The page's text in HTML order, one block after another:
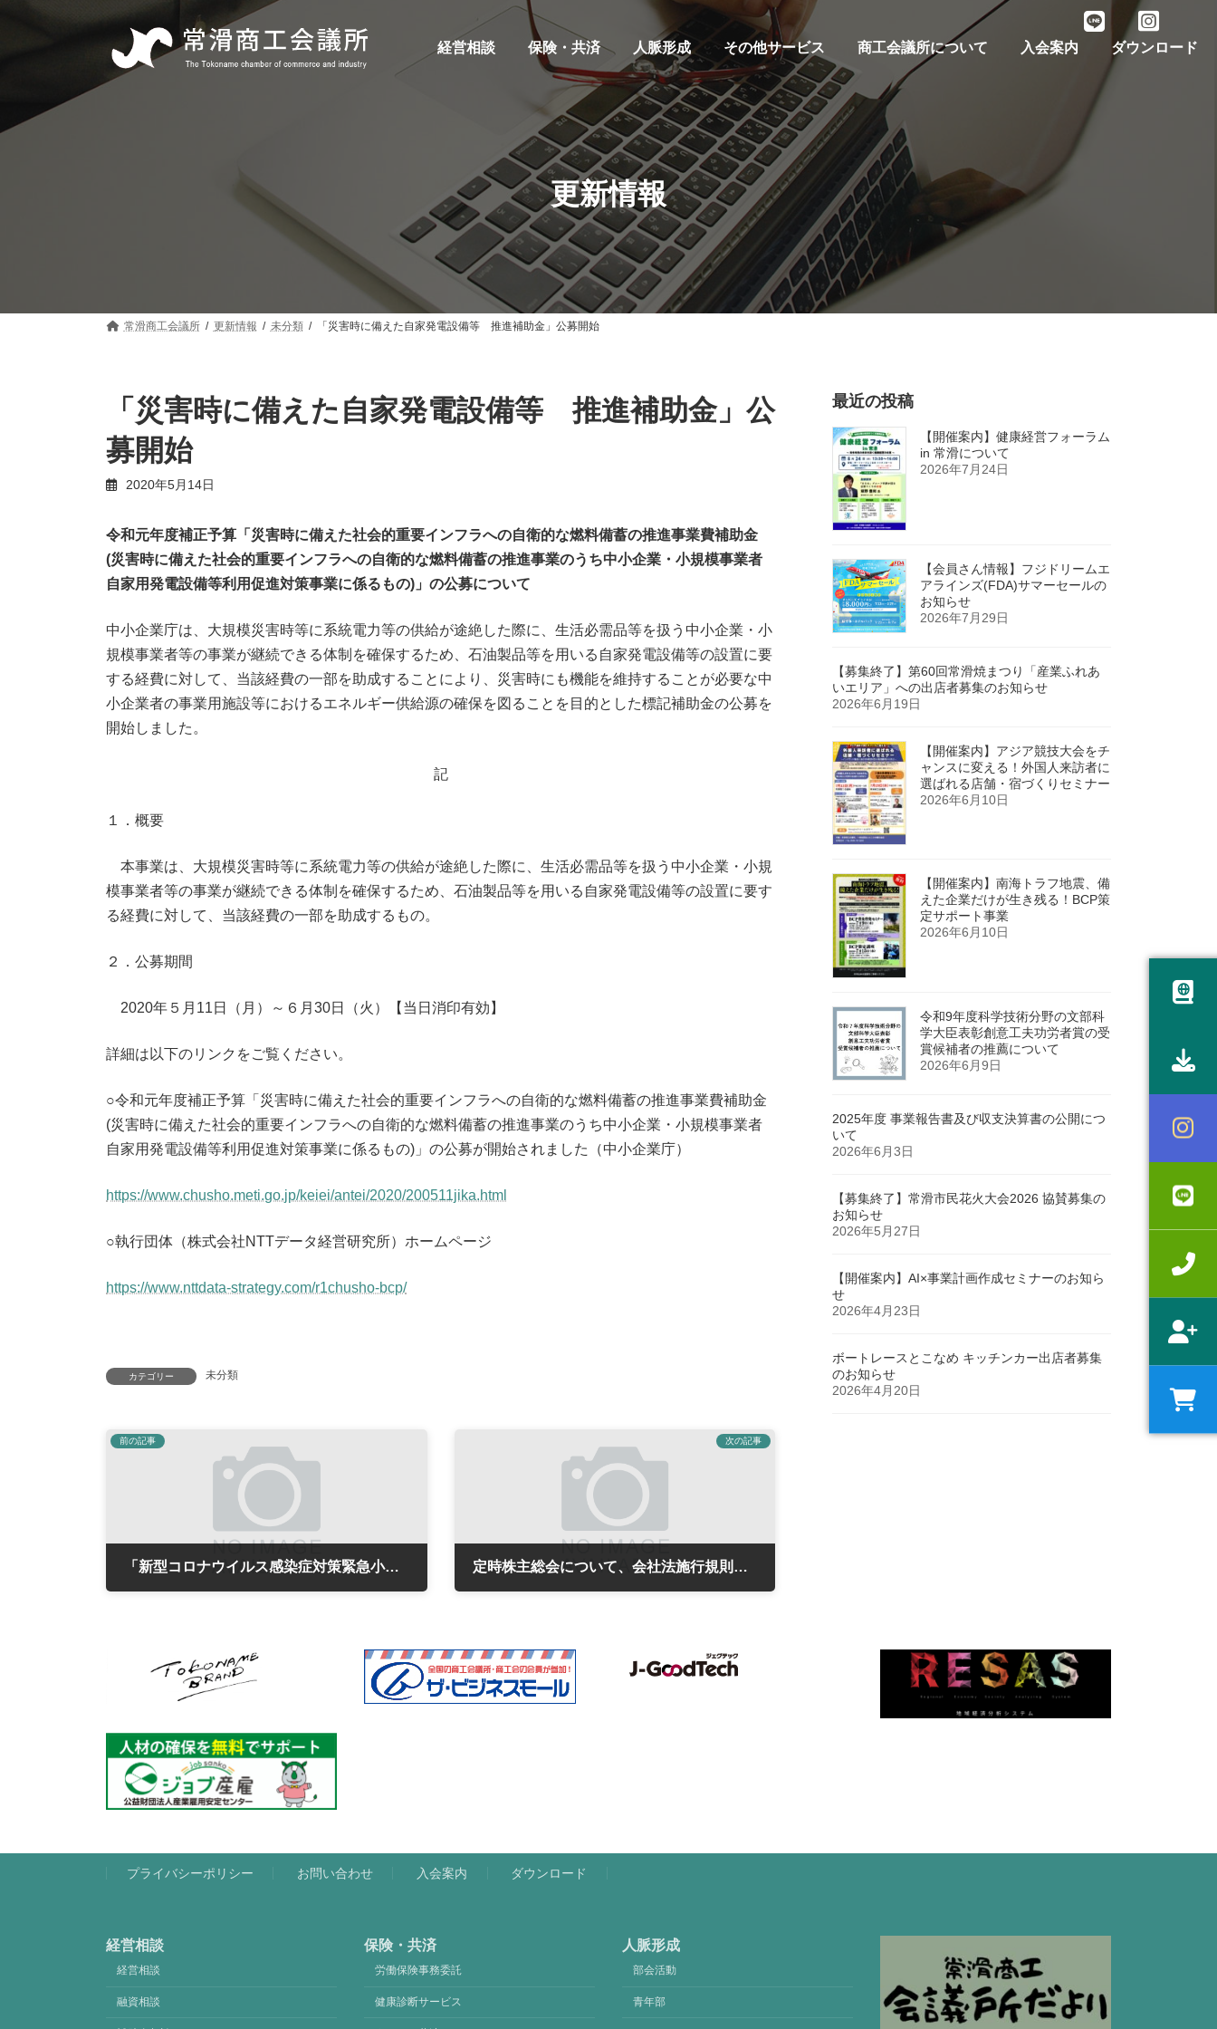
経営相談 保険・共済 人脈形成 その他サービス 商工会議所について 入会案内 ダウンロード
更新情報
常滑商工会議所 更新情報 未分類 「災害時に備えた自家発電設備等 推進補助金」公募開始
「災害時に備えた自家発電設備等 推進補助金」公
募開始
2020年5月14日
令和元年度補正予算「災害時に備えた社会的重要インフラへの自衛的な燃料備蓄の推進事業費補助金
(災害時に備えた社会的重要インフラへの自衛的な燃料備蓄の推進事業のうち中小企業・小規模事業者
自家用発電設備等利用促進対策事業に係るもの)」の公募について
中小企業庁は、大規模災害時等に系統電力等の供給が途絶した際に、生活必需品等を扱う中小企業・小
規模事業者等の事業が継続できる体制を確保するため、石油製品等を用いる自家発電設備等の設置に要
する経費に対して、当該経費の一部を助成することにより、災害時にも機能を維持することが必要な中
小企業者の事業用施設等におけるエネルギー供給源の確保を図ることを目的とした標記補助金の公募を
開始しました。
記
１．概要
本事業は、大規模災害時等に系統電力等の供給が途絶した際に、生活必需品等を扱う中小企業・小規
模事業者等の事業が継続できる体制を確保するため、石油製品等を用いる自家発電設備等の設置に要す
る経費に対して、当該経費の一部を助成するもの。
２．公募期間
2020年５月11日（月）～６月30日（火）【当日消印有効】
詳細は以下のリンクをご覧ください。
○令和元年度補正予算「災害時に備えた社会的重要インフラへの自衛的な燃料備蓄の推進事業費補助金
(災害時に備えた社会的重要インフラへの自衛的な燃料備蓄の推進事業のうち中小企業・小規模事業者
自家用発電設備等利用促進対策事業に係るもの)」の公募が開始されました（中小企業庁）
https://www.chusho.meti.go.jp/keiei/antei/2020/200511jika.html
○執行団体（株式会社NTTデータ経営研究所）ホームページ
https://www.nttdata-strategy.com/r1chusho-bcp/
カテゴリー 未分類
前の記事
「新型コロナウイルス感染症対策緊急小口つなぎ資金」
次の記事
定時株主総会について、会社法施行規則及び会社計算規則の一部改正の公表
最近の投稿
【開催案内】健康経営フォーラム
in 常滑について
2026年7月24日
【会員さん情報】フジドリームエ
アラインズ(FDA)サマーセールの
お知らせ
2026年7月29日
【募集終了】第60回常滑焼まつり「産業ふれあ
いエリア」への出店者募集のお知らせ
2026年6月19日
【開催案内】アジア競技大会をチ
ャンスに変える！外国人来訪者に
選ばれる店舗・宿づくりセミナー
2026年6月10日
【開催案内】南海トラフ地震、備
えた企業だけが生き残る！BCP策
定サポート事業
2026年6月10日
令和9年度科学技術分野の文部科
学大臣表彰創意工夫功労者賞の受
賞候補者の推薦について
2026年6月9日
2025年度 事業報告書及び収支決算書の公開につ
いて
2026年6月3日
【募集終了】常滑市民花火大会2026 協賛募集の
お知らせ
2026年5月27日
【開催案内】AI×事業計画作成セミナーのお知ら
せ
2026年4月23日
ボートレースとこなめ キッチンカー出店者募集
のお知らせ
2026年4月20日
プライバシーポリシー お問い合わせ 入会案内 ダウンロード
経営相談
経営相談
融資相談
保険・共済
労働保険事務委託
健康診断サービス
人脈形成
部会活動
青年部